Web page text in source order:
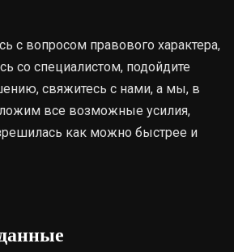
с вопросом правового характера,
со специалистом, подойдите
свяжитесь с нами, а мы, в
все возможные усилия,
как можно быстрее и